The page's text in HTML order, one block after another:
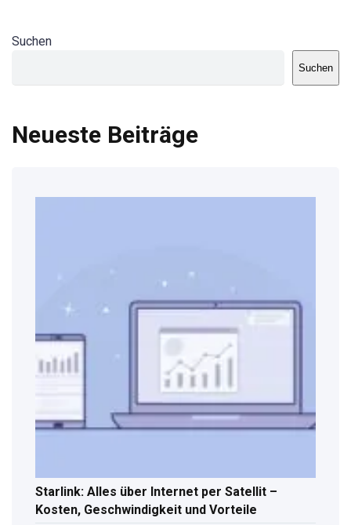
Suchen
Suchen
Neueste Beiträge
Starlink: Alles über Internet per Satellit –
Kosten, Geschwindigkeit und Vorteile